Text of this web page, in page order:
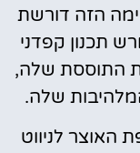
הזה דורשת
תכנון קפדני
התוססת שלה,
שלה.
האוצר לניווט